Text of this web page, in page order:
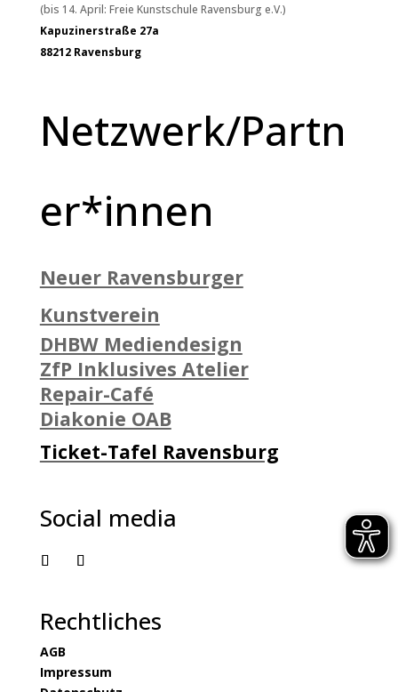
(bis 14. April: Freie Kunstschule Ravensburg e.V.)
Kapuzinerstraße 27a
88212 Ravensburg
Netzwerk/Partn
er*innen
Neuer Ravensburger
Kunstverein
DHBW Mediendesign
ZfP Inklusives Atelier
Repair-Café
Diakonie OAB
Ticket-Tafel Ravensburg
Social media
Rechtliches
AGB
Impressum